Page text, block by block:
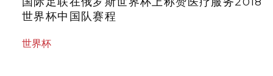
世界杯中国队赛程
世界杯